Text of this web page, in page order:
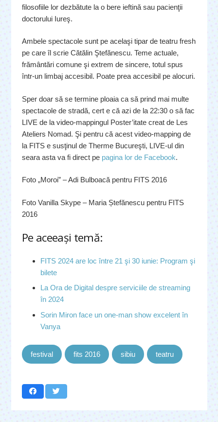
filosofiile lor dezbătute la o bere ieftină sau pacienţii
doctorului Iureş.
Ambele spectacole sunt pe acelaşi tipar de teatru fresh
pe care îl scrie Cătălin Ştefănescu. Teme actuale,
frământări comune şi extrem de sincere, totul spus
într-un limbaj accesibil. Poate prea accesibil pe alocuri.
Sper doar să se termine ploaia ca să prind mai multe
spectacole de stradă, cert e că azi de la 22:30 o să fac
LIVE de la video-mappingul Poster’itate creat de Les
Ateliers Nomad. Şi pentru că acest video-mapping de
la FITS e susţinul de Therme Bucureşti, LIVE-ul din
seara asta va fi direct pe pagina lor de Facebook.
Foto „Moroi” – Adi Bulboacă pentru FITS 2016
Foto Vanilla Skype – Maria Ștefănescu pentru FITS
2016
Pe aceeaşi temă:
FITS 2024 are loc între 21 şi 30 iunie: Program şi
bilete
La Ora de Digital despre serviciile de streaming
în 2024
Sorin Miron face un one-man show excelent în
Vanya
festival fits 2016 sibiu teatru